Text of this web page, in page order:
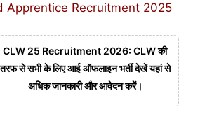
Apprentice Recruitment 2025
CLW 25 Recruitment 2026: CLW की
तरफ से सभी के लिए आई ऑफलाइन भर्ती देखें यहां से
अधिक जानकारी और आवेदन करें।